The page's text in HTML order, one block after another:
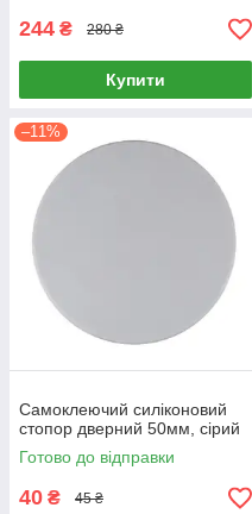
244 ₴ 280 ₴
Купити
–11%
Самоклеючий силіконовий
стопор дверний 50мм, сірий
Готово до відправки
40 ₴ 45 ₴